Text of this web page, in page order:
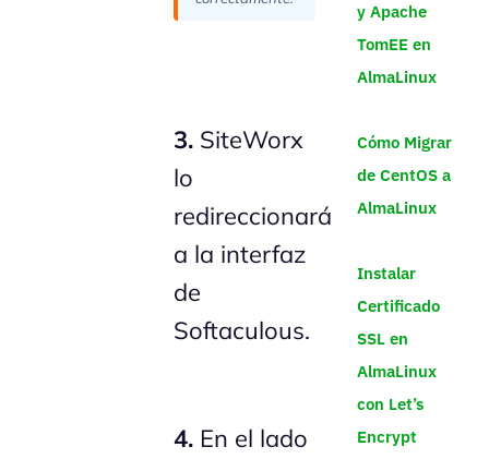
3. SiteWorx
lo
redireccionará
a la interfaz
de
Softaculous.
4. En el lado
y Apache
TomEE en
AlmaLinux
Cómo Migrar
de CentOS a
AlmaLinux
Instalar
Certificado
SSL en
AlmaLinux
con Let’s
Encrypt